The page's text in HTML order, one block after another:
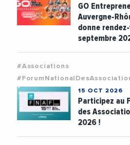
GO
Auvergne-
donne
septembre
#Associations
15 OCT 2026
Participez au
des
2026 !